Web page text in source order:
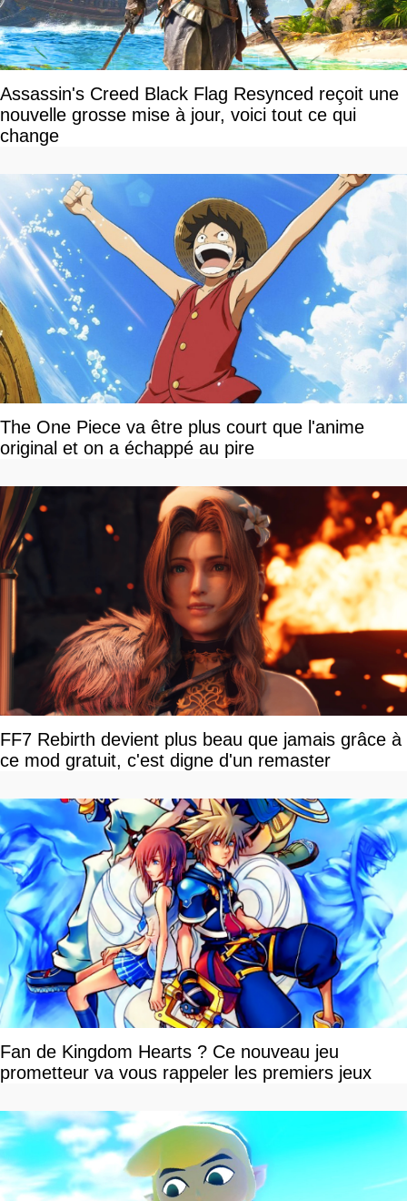
Assassin's Creed Black Flag Resynced reçoit une
nouvelle grosse mise à jour, voici tout ce qui
change
The One Piece va être plus court que l'anime
original et on a échappé au pire
FF7 Rebirth devient plus beau que jamais grâce à
ce mod gratuit, c'est digne d'un remaster
Fan de Kingdom Hearts ? Ce nouveau jeu
prometteur va vous rappeler les premiers jeux